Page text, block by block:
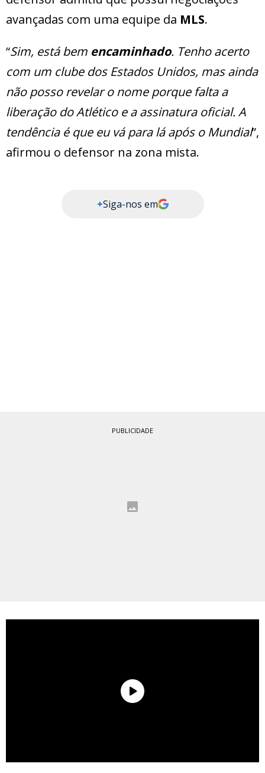
avançadas com uma equipe da MLS.
“Sim, está bem encaminhado. Tenho acerto
com um clube dos Estados Unidos, mas ainda
não posso revelar o nome porque falta a
liberação do Atlético e a assinatura oficial. A
tendência é que eu vá para lá após o Mundial”,
afirmou o defensor na zona mista.
+Siga-nos em
PUBLICIDADE